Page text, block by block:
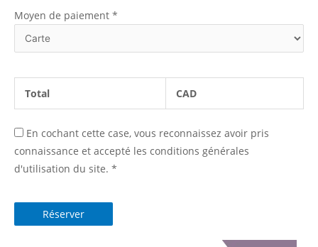
Moyen de paiement *
Total CAD
En cochant cette case, vous reconnaissez avoir pris
connaissance et accepté les conditions générales
d'utilisation du site. *
Réserver